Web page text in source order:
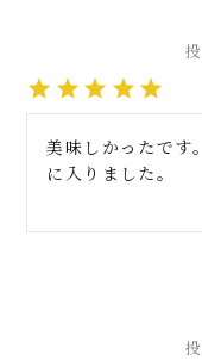
美味しかったです
に入りました。